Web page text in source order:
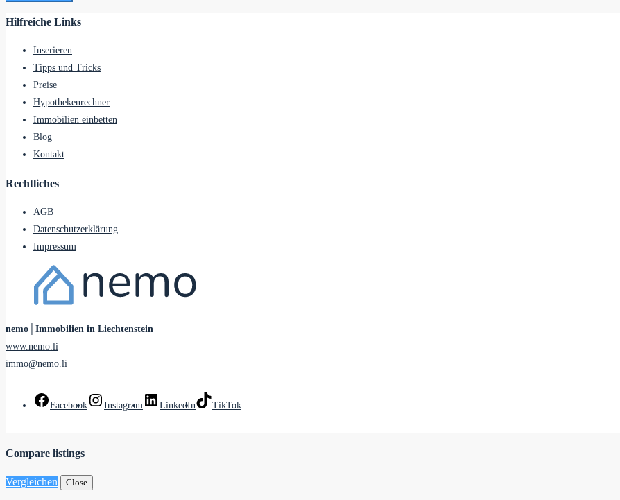
Hilfreiche Links
Inserieren
Tipps und Tricks
Preise
Hypothekenrechner
Immobilien einbetten
Blog
Kontakt
Rechtliches
AGB
Datenschutzerklärung
Impressum
nemo│Immobilien in Liechtenstein
www.nemo.li
immo@nemo.li
Facebook Instagram LinkedIn TikTok
Compare listings
Vergleichen Close